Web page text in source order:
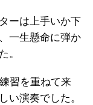
ーは上手いか下
一生懸命に弾か
。
習を重ねて来
い演奏でした。